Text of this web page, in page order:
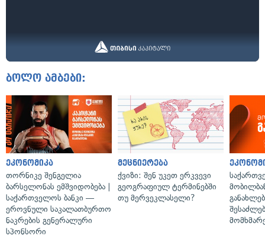
ბოლო ამბები:
ეკონომიკა
თორნიკე შენგელია
ბარსელონას ემშვიდობება |
საქართველოს ბანკი —
ეროვნული საკალათბურთო
ნაკრების გენერალური
სპონსორი
მეცნიერება
ქვიზი: შენ უკეთ ერკვევი
გეოგრაფიულ ტერმინებში
თუ მერვეკლასელი?